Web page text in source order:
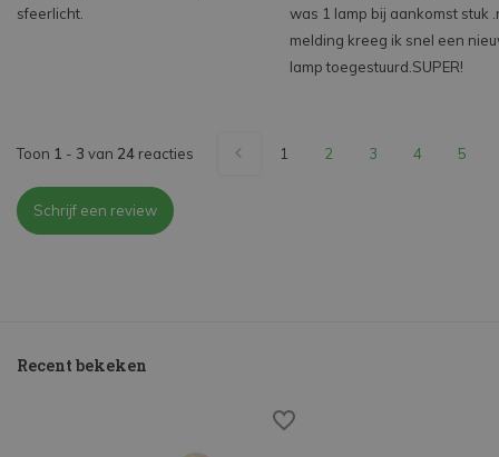
sfeerlicht.
was 1 lamp bij aankomst stuk
melding kreeg ik snel een
lamp toegestuurd.SUPER!
Toon 1 - 3 van 24 reacties 1 2 3 4 5
Schrijf een review
Recent bekeken